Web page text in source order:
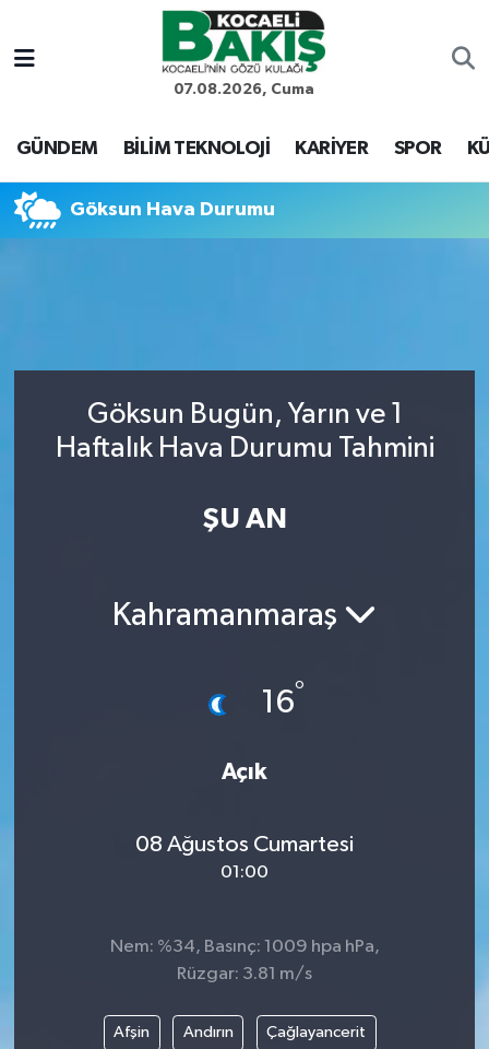
07.08.2026, Cuma
GÜNDEM BİLİM TEKNOLOJİ KARİYER SPOR
Göksun Hava Durumu
Göksun Bugün, Yarın ve 1
Haftalık Hava Durumu Tahmini
ŞU AN
Kahramanmaraş
16°
Açık
08 Ağustos Cumartesi
01:00
Nem: %34, Basınç: 1009 hpa hPa,
Rüzgar: 3.81 m/s
Afşin Andırın Çağlayancerit
Kocaeli Nöbetçi Eczaneler
Kocaeli Hava Durumu
Haber Arşivi